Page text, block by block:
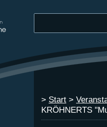
> Start >
KRÖHNERTS